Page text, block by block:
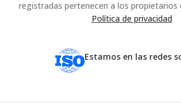
registradas pertenecen a los propietarios
Política de privacidad
Estamos en las redes